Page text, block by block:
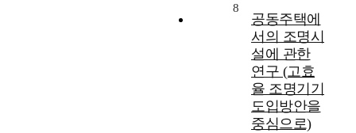
8
공동주택에
서의 조명시
설에 관한
연구 (고효
율 조명기기
도입방안을
중심으로)